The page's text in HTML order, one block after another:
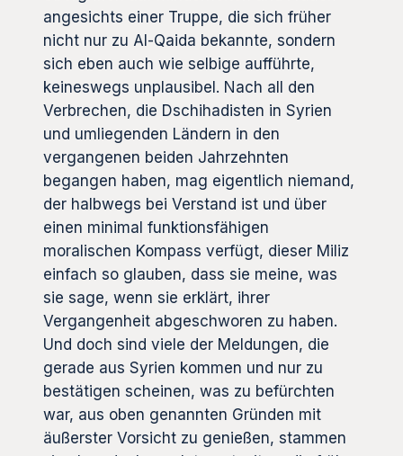
angesichts einer Truppe, die sich früher
nicht nur zu Al-Qaida bekannte, sondern
sich eben auch wie selbige aufführte,
keineswegs unplausibel. Nach all den
Verbrechen, die Dschihadisten in Syrien
und umliegenden Ländern in den
vergangenen beiden Jahrzehnten
begangen haben, mag eigentlich niemand,
der halbwegs bei Verstand ist und über
einen minimal funktionsfähigen
moralischen Kompass verfügt, dieser Miliz
einfach so glauben, dass sie meine, was
sie sage, wenn sie erklärt, ihrer
Vergangenheit abgeschworen zu haben.
Und doch sind viele der Meldungen, die
gerade aus Syrien kommen und nur zu
bestätigen scheinen, was zu befürchten
war, aus oben genannten Gründen mit
äußerster Vorsicht zu genießen, stammen